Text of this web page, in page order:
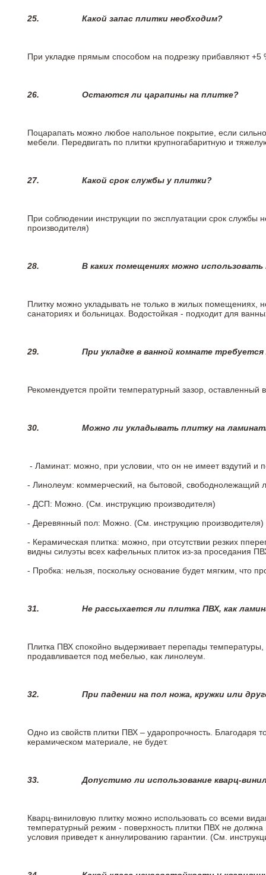
25. Какой запас плитки необходим?
При укладке прямым способом на подрезку прибавляют +5
26. Остаются ли царапины на плитке?
Поцарапать можно любое напольное покрытие, если
мебели. Передвигать по плитки крупногабаритную и
27. Какой срок службы у плитки?
При соблюдении инструкции по эксплуатации срок
производителя)
28. В каких помещениях можно
Плитку можно укладывать не только в жилых помещениях,
санаториях и больницах. Водостойкая - подходит для
29. При укладке в ванной комнате
Рекомендуется пройти температурный зазор,
30. Можно ли укладывать плитку на
- Ламинат: можно, при условии, что он не имеет вздутий
- Линолеум: коммерческий, на бытовой, свободнолежащий
- ДСП: Можно. (См. инструкцию производителя)
- Деревянный пол: Можно. (См. инструкцию производителя)
- Керамическая плитка: можно, при отсутствии резких
видны силуэты всех кафельных плиток из-за проседания
- Пробка: нельзя, поскольку основание будет мягким, что
31. Не рассыхается ли плитка ПВХ, как
Плитка ПВХ спокойно выдерживает перепады температуры,
продавливается под мебелью, как линолеум.
32. При падении на пол ножа, кружки или
Одно из свойств плитки ПВХ – ударопрочность. Благодаря
керамическом материале, не будет.
33.Допустимо ли использование кварц-
Кварц-виниловую плитку можно использовать со всеми
температурный режим - поверхность плитки ПВХ не
условия приведет к аннулированию гарантии. (См.